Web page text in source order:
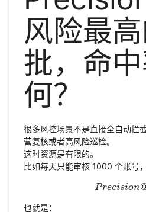
风险最
批，命
何？
很多风控场景不是直接全自动拦
营复核或者高风险巡检。
这时资源是有限的。
比如每天只能审核 1000 个账号
Precision
Precision@
也就是：